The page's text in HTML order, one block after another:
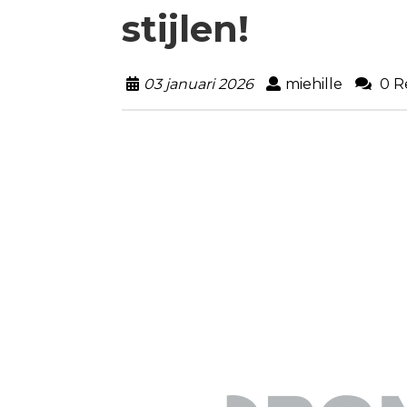
stijlen!
03 januari 2026 miehille 0